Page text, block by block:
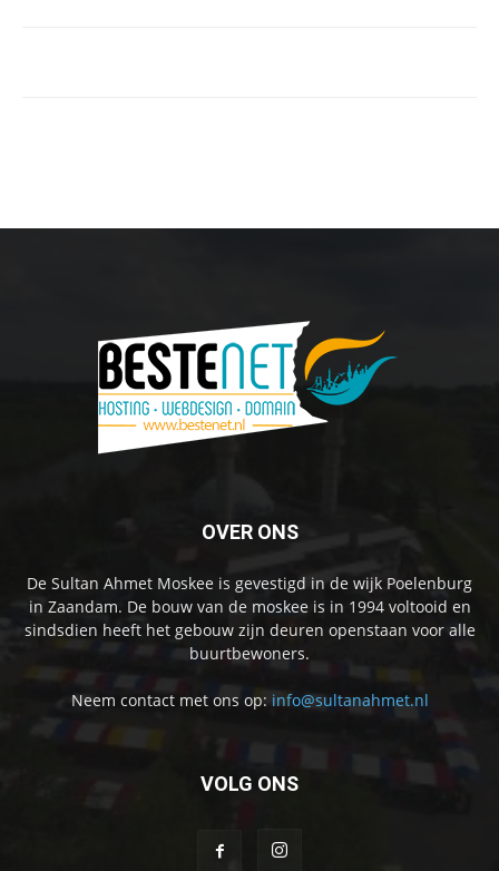
OVER ONS
De Sultan Ahmet Moskee is gevestigd in de wijk Poelenburg
in Zaandam. De bouw van de moskee is in 1994 voltooid en
sindsdien heeft het gebouw zijn deuren openstaan voor alle
buurtbewoners.
Neem contact met ons op: info@sultanahmet.nl
VOLG ONS